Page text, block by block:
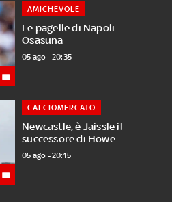
Le pagelle di Napoli-
Osasuna
AMICHEVOLE
05 ago - 20:35
Newcastle, è Jaissle il
successore di Howe
CALCIOMERCATO
05 ago - 20:15